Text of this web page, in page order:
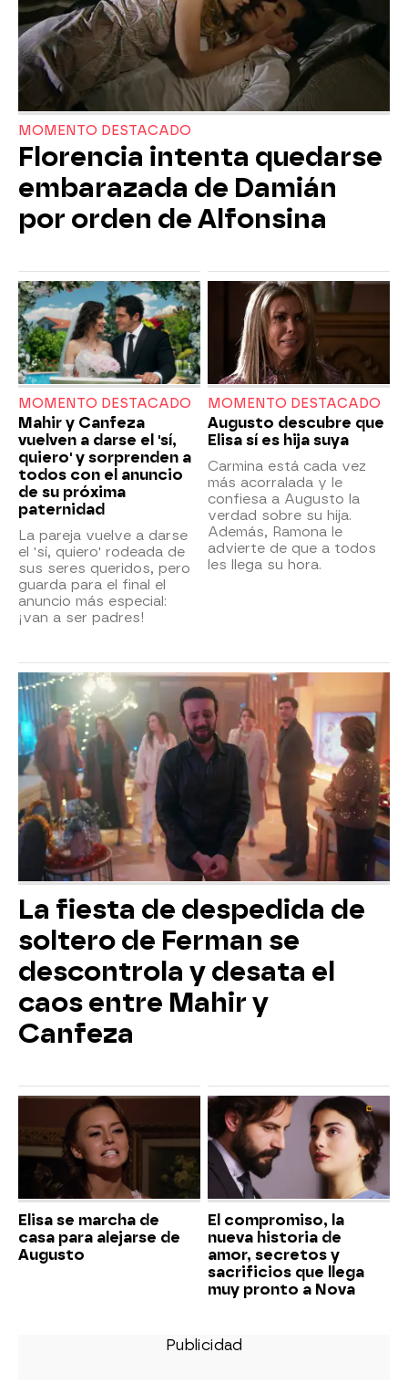
MOMENTO DESTACADO
Florencia intenta quedarse
embarazada de Damián
por orden de Alfonsina
MOMENTO DESTACADO
Mahir y Canfeza
vuelven a darse el 'sí,
quiero' y sorprenden a
todos con el anuncio
de su próxima
paternidad
La pareja vuelve a darse
el 'sí, quiero' rodeada de
sus seres queridos, pero
guarda para el final el
anuncio más especial:
¡van a ser padres!
MOMENTO DESTACADO
Augusto descubre que
Elisa sí es hija suya
Carmina está cada vez
más acorralada y le
confiesa a Augusto la
verdad sobre su hija.
Además, Ramona le
advierte de que a todos
les llega su hora.
La fiesta de despedida de
soltero de Ferman se
descontrola y desata el
caos entre Mahir y
Canfeza
Elisa se marcha de
casa para alejarse de
Augusto
El compromiso, la
nueva historia de
amor, secretos y
sacrificios que llega
muy pronto a Nova